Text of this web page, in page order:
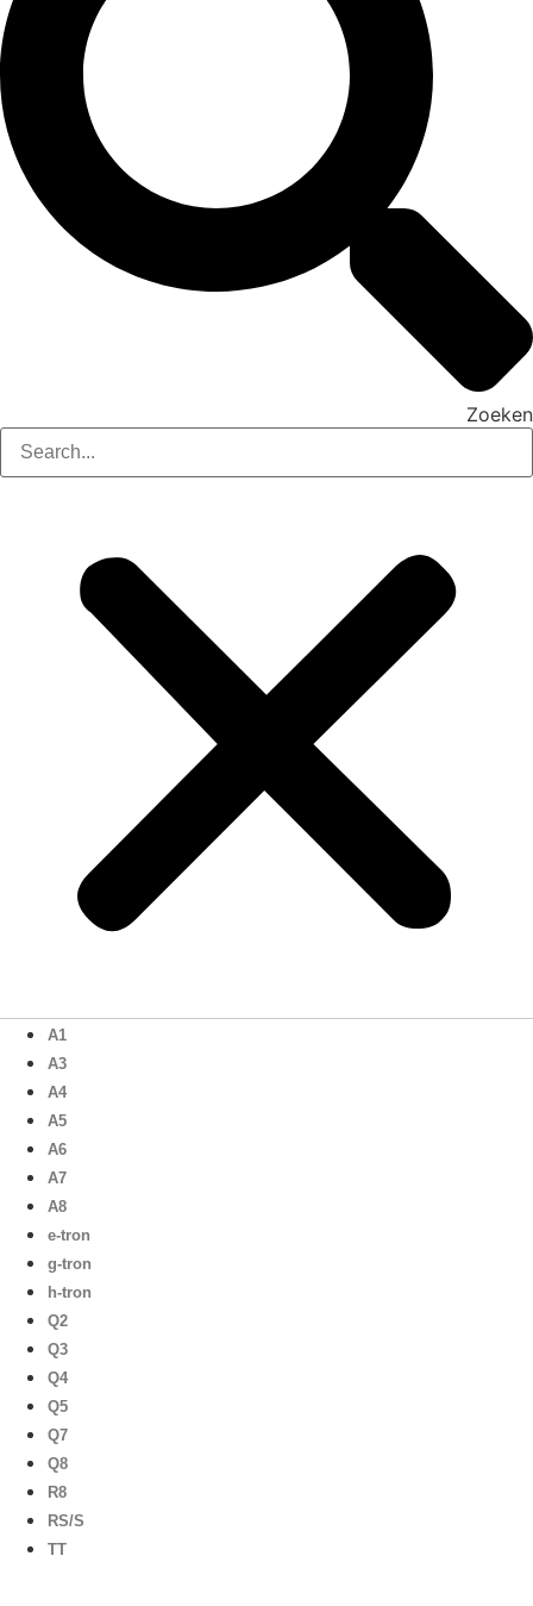
Zoeken
A1
A3
A4
A5
A6
A7
A8
e-tron
g-tron
h-tron
Q2
Q3
Q4
Q5
Q7
Q8
R8
RS/S
TT